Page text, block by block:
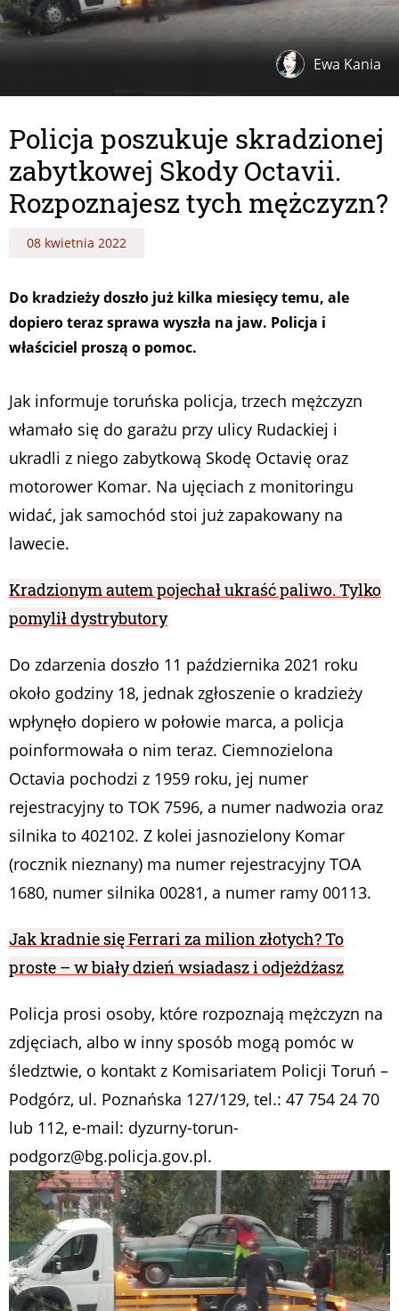
Ewa Kania
Policja poszukuje skradzionej
zabytkowej Skody Octavii.
Rozpoznajesz tych mężczyzn?
08 kwietnia 2022
Do kradzieży doszło już kilka miesięcy temu, ale
dopiero teraz sprawa wyszła na jaw. Policja i
właściciel proszą o pomoc.
Jak informuje toruńska policja, trzech mężczyzn
włamało się do garażu przy ulicy Rudackiej i
ukradli z niego zabytkową Skodę Octavię oraz
motorower Komar. Na ujęciach z monitoringu
widać, jak samochód stoi już zapakowany na
lawecie.
Kradzionym autem pojechał ukraść paliwo. Tylko
pomylił dystrybutory
Do zdarzenia doszło 11 października 2021 roku
około godziny 18, jednak zgłoszenie o kradzieży
wpłynęło dopiero w połowie marca, a policja
poinformowała o nim teraz. Ciemnozielona
Octavia pochodzi z 1959 roku, jej numer
rejestracyjny to TOK 7596, a numer nadwozia oraz
silnika to 402102. Z kolei jasnozielony Komar
(rocznik nieznany) ma numer rejestracyjny TOA
1680, numer silnika 00281, a numer ramy 00113.
Jak kradnie się Ferrari za milion złotych? To
proste – w biały dzień wsiadasz i odjeżdżasz
Policja prosi osoby, które rozpoznają mężczyzn na
zdjęciach, albo w inny sposób mogą pomóc w
śledztwie, o kontakt z Komisariatem Policji Toruń –
Podgórz, ul. Poznańska 127/129, tel.: 47 754 24 70
lub 112, e-mail: dyzurny-torun-
podgorz@bg.policja.gov.pl.